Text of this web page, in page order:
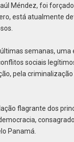
Méndez, foi
está atualmente
semanas, uma
sociais
pela criminalização
flagrante dos
Panamá.